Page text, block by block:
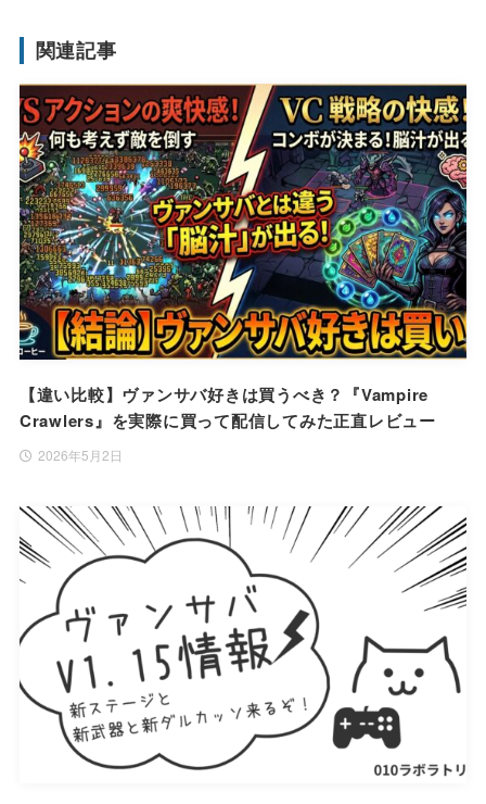
関連記事
【違い比較】ヴァンサバ好きは買うべき？『Vampire
Crawlers』を実際に買って配信してみた正直レビュー
2026年5月2日